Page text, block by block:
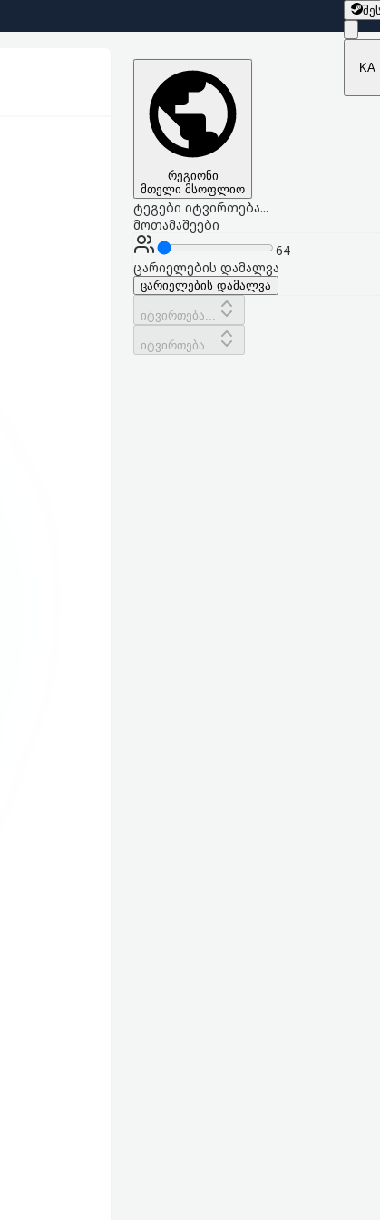
KA
რეგიონი
მთელი მსოფლიო
ტეგები იტვირთება...
მოთამაშეები
64
ცარიელების დამალვა
ცარიელების დამალვა
იტვირთება...
იტვირთება...